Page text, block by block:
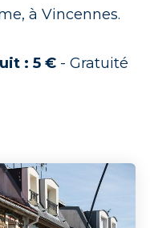
à Vincennes.
: 5 €- Gratuité